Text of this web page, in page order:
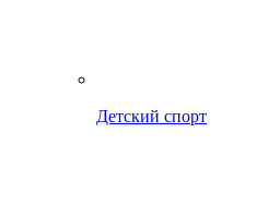
Детский спорт